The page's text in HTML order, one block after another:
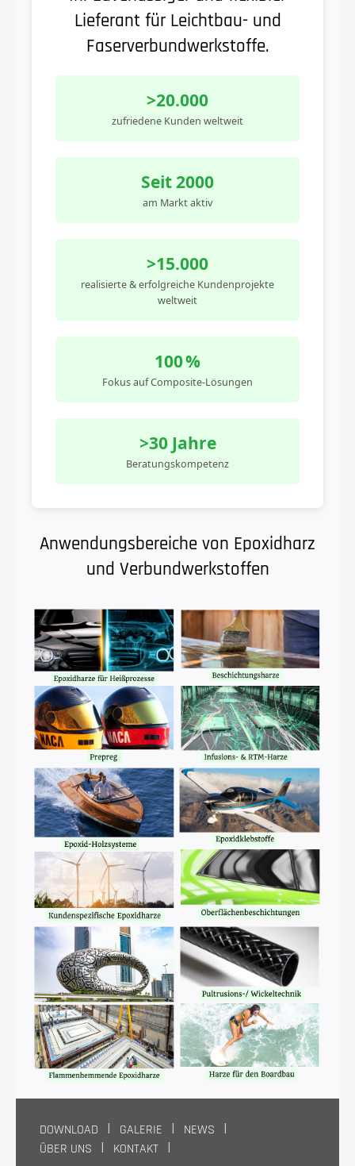
Lieferant für Leichtbau- und
Faserverbundwerkstoffe.
>20.000
zufriedene Kunden weltweit
Seit 2000
am Markt aktiv
>15.000
realisierte & erfolgreiche Kundenprojekte
weltweit
100 %
Fokus auf Composite-Lösungen
>30 Jahre
Beratungskompetenz
Anwendungsbereiche von Epoxidharz
und Verbundwerkstoffen
Wir bieten GreenPoxy® Harze
DOWNLOAD GALERIE
NEWS
ÜBER UNS
KONTAKT